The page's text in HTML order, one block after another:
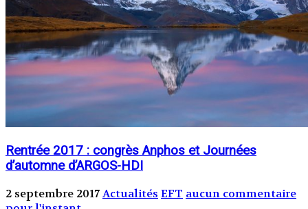
Rentrée 2017 : congrès Anphos et Journées
d’automne d’ARGOS-HDI
2 septembre 2017Actualités EFT aucun commentaire